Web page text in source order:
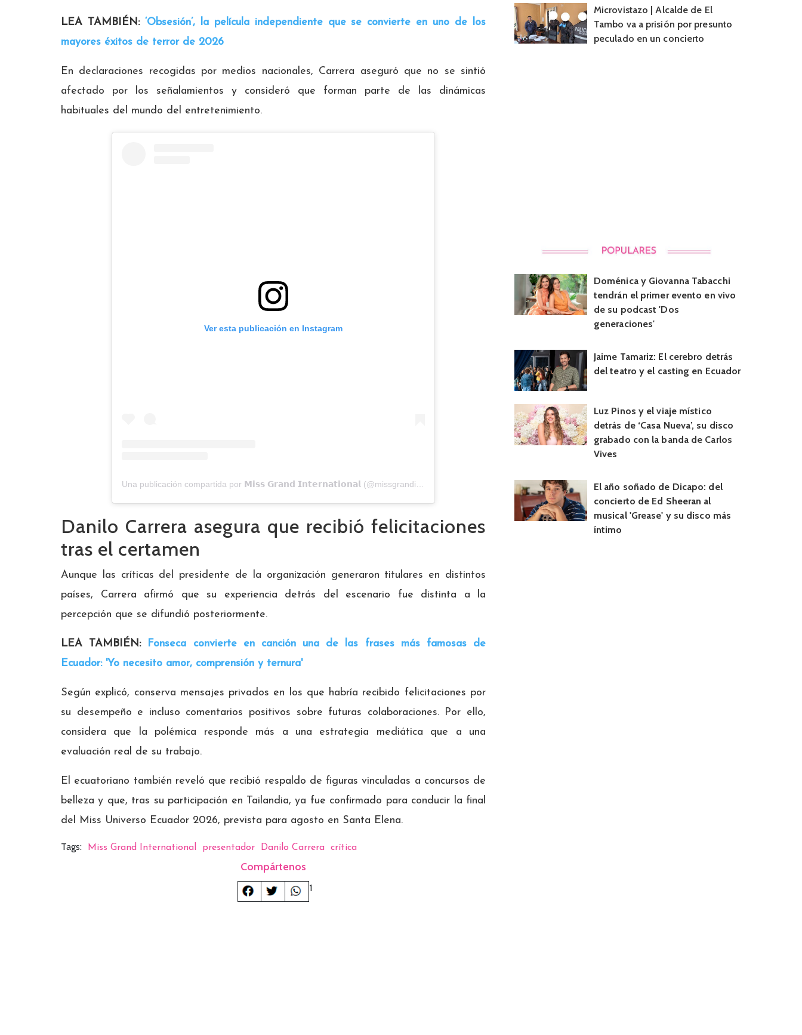
LEA TAMBIÉN: ‘Obsesión’, la película independiente que se convierte en uno de los
mayores éxitos de terror de 2026
En declaraciones recogidas por medios nacionales, Carrera aseguró que no se sintió
afectado por los señalamientos y consideró que forman parte de las dinámicas
habituales del mundo del entretenimiento.
Ver esta publicación en Instagram
Danilo Carrera asegura que recibió felicitaciones
tras el certamen
Aunque las críticas del presidente de la organización generaron titulares en distintos
países, Carrera afirmó que su experiencia detrás del escenario fue distinta a la
percepción que se difundió posteriormente.
LEA TAMBIÉN: Fonseca convierte en canción una de las frases más famosas de
Ecuador: 'Yo necesito amor, comprensión y ternura'
Según explicó, conserva mensajes privados en los que habría recibido felicitaciones por
su desempeño e incluso comentarios positivos sobre futuras colaboraciones. Por ello,
considera que la polémica responde más a una estrategia mediática que a una
evaluación real de su trabajo.
El ecuatoriano también reveló que recibió respaldo de figuras vinculadas a concursos de
belleza y que, tras su participación en Tailandia, ya fue confirmado para conducir la final
del Miss Universo Ecuador 2026, prevista para agosto en Santa Elena.
Tags: Miss Grand International presentador Danilo Carrera crítica
Compártenos
1
Microvistazo | Alcalde de El
Tambo va a prisión por presunto
peculado en un concierto
Doménica y Giovanna Tabacchi
tendrán el primer evento en vivo
de su podcast 'Dos
generaciones'
Jaime Tamariz: El cerebro detrás
del teatro y el casting en Ecuador
Luz Pinos y el viaje místico
detrás de ‘Casa Nueva’, su disco
grabado con la banda de Carlos
Vives
El año soñado de Dicapo: del
concierto de Ed Sheeran al
musical 'Grease' y su disco más
íntimo